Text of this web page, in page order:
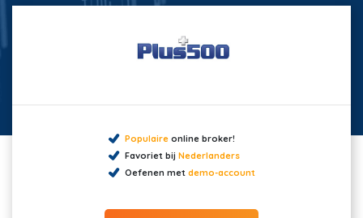
Populaireonline broker!
Favoriet bij Nederlanders
Oefenen met demo-account